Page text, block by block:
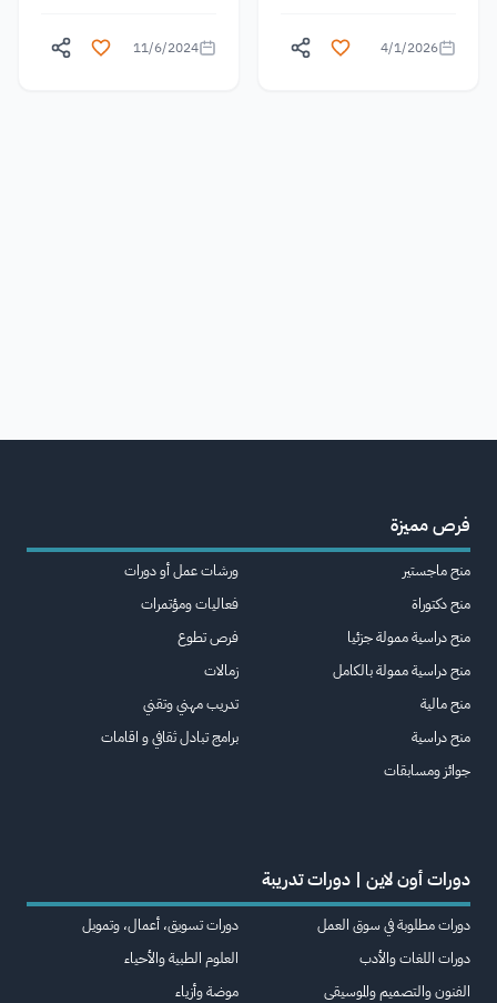
4/1/2026
11/6/2024
فرص مميزة
منح ماجستير
منح دكتوراة
منح دراسية ممولة جزئيا
منح دراسية ممولة بالكامل
منح مالية
منح دراسية
جوائز ومسابقات
ورشات عمل أو دورات
فعاليات ومؤتمرات
فرص تطوع
زمالات
تدريب مهني وتقني
برامج تبادل ثقافي و اقامات
دورات أون لاين | دورات تدريبة
دورات مطلوبة في سوق العمل
دورات اللغات والأدب
الفنون والتصميم والموسيقى
دورات تسويق، أعمال، وتمويل
العلوم الطبية والأحياء
موضة وأزياء